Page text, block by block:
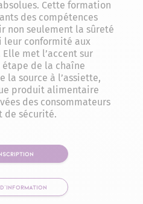
Cette formation
des compétences
non seulement la sûreté
leur conformité aux
met l’accent sur
de la chaîne
la source à l’assiette,
produit alimentaire
des consommateurs
de sécurité.